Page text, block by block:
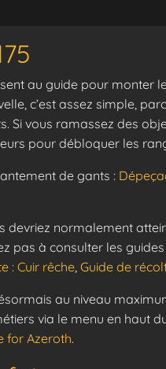
au guide pour monter
c’est assez simple,
Si vous ramassez des
pour débloquer les
de gants :
devriez normalement
pas à consulter les
: Cuir rêche Guide de
au niveau
via le menu en haut
for Azeroth.